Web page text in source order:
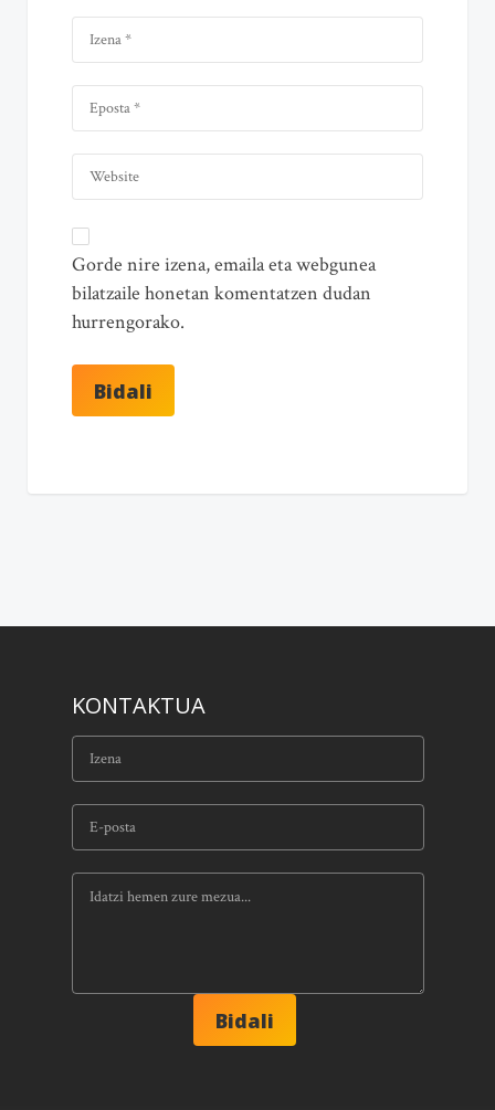
Gorde nire izena, emaila eta webgunea
bilatzaile honetan komentatzen dudan
hurrengorako.
KONTAKTUA